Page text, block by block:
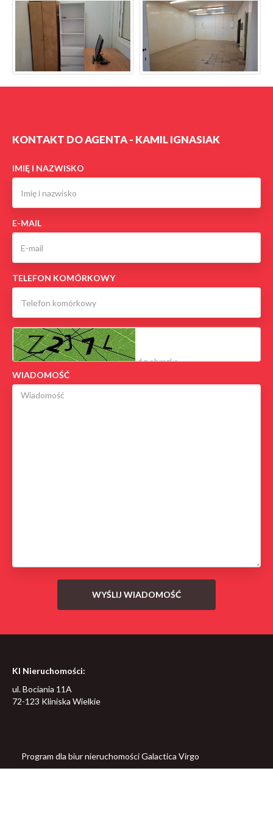
KONTAKT DO AGENTA - KAMIL IGNASIAK
IMIĘ I NAZWISKO
E-MAIL
TELEFON KOMÓRKOWY
WIADOMOŚĆ
KI Nieruchomości:
ul. Bociania 11A
72-123 Kliniska Wielkie
Program dla biur nieruchomościGalactica Virgo